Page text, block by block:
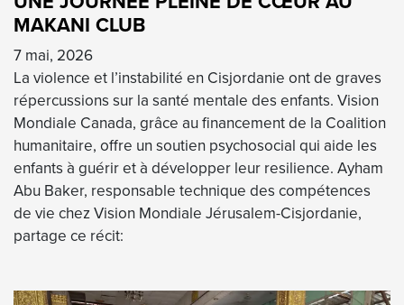
MAKANI CLUB
7 mai, 2026
La violence et l’instabilité en Cisjordanie ont de graves
répercussions sur la santé mentale des enfants. Vision
Mondiale Canada, grâce au financement de la Coalition
humanitaire, offre un soutien psychosocial qui aide les
enfants à guérir et à développer leur resilience. Ayham
Abu Baker, responsable technique des compétences
de vie chez Vision Mondiale Jérusalem-Cisjordanie,
partage ce récit: